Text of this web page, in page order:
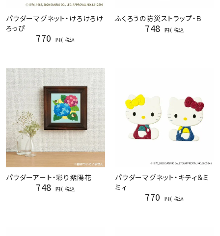
パウダーマグネット・けろけろけ
ろっぴ
770 税込
ふくろうの防災ストラップ・Ｂ
748 税込
パウダーアート・彩り紫陽花
748 税込
パウダーマグネット・キティ＆ミ
ミィ
770 税込